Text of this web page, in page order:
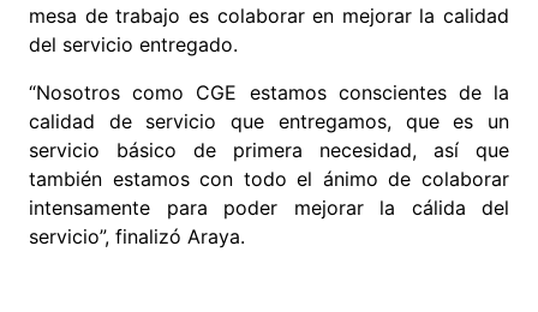
mesa de trabajo es colaborar en mejorar la calidad
del servicio entregado.
“Nosotros como CGE estamos conscientes de la
calidad de servicio que entregamos, que es un
servicio básico de primera necesidad, así que
también estamos con todo el ánimo de colaborar
intensamente para poder mejorar la cálida del
servicio”, finalizó Araya.